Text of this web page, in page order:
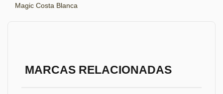
Magic Costa Blanca
MARCAS RELACIONADAS